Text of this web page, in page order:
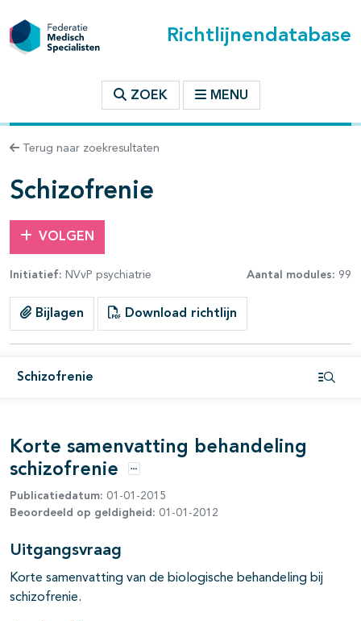
Richtlijnendatabase
ZOEK MENU
Terug naar zoekresultaten
Schizofrenie
VOLGEN
Initiatief: NVvP psychiatrie Aantal modules: 99
Bijlagen Download richtlijn
Schizofrenie
binnen deze richtlijn
open- en dichtklappen
open- en dichtklappen
open- en dichtklappen
open- en dichtklappen
open- en dichtklappen
open- en dichtklappen
Korte samenvatting behandeling
schizofrenie
Opties
Publicatiedatum: 01-01-2015
Beoordeeld op geldigheid: 01-01-2012
Uitgangsvraag
Korte samenvatting van de biologische behandeling bij
schizofrenie.